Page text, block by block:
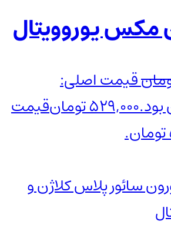
مکس یوروویتال
قیمت اصلی:
529,000تومانقیمت